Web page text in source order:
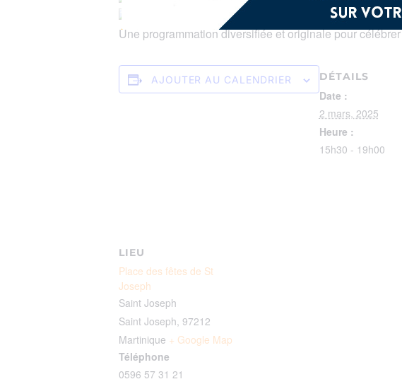
Dimanche 2 mars – Poudre colorée, thème Holi
Une programmation diversifiée et originale pour
AJOUTER AU CALENDRIER DÉTAILS
Date :
2 mars, 2025
Heure :
15h30 - 19h00
LIEU
Place des fêtes de St
Joseph
Saint Joseph
Saint Joseph, 97212
Martinique + Google Map
Téléphone
0596 57 31 21